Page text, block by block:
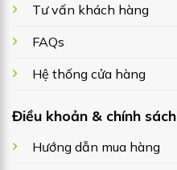
Tư vấn khách hàng
FAQs
Hệ thống cửa hàng
Điều khoản & chính sách
Hướng dẫn mua hàng